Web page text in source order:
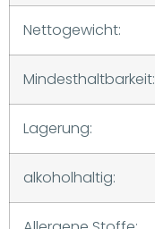
Nettogewicht:
Mindesthaltbarkeit:
Lagerung:
alkoholhaltig: